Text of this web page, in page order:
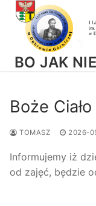
Przejdź
BO JAK
Boże Ciało
TOMASZ 2026-
Informujemy iż
od zajęć, będzie